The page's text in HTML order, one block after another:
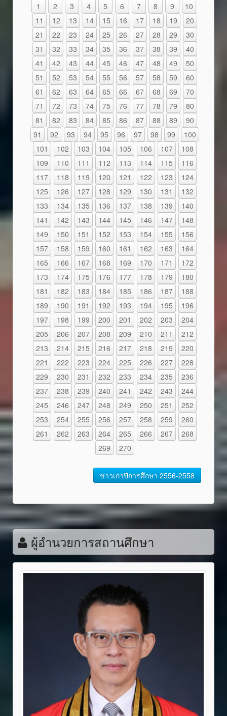
1 2 3 4 5 6 7 8 9
10
11
12 13 14 15 16 17 18 19
20
21
22 23 24 25 26 27 28 29
30
31
32 33 34 35 36 37 38 39
40
41
42 43 44 45 46 47 48 49
50
51
52 53 54 55 56 57 58 59
60
61
62 63 64 65 66 67 68 69
70
71
72 73 74 75 76 77 78 79
80
81
82 83 84 85 86 87 88 89
90
91
92 93 94 95 96 97 98 99
100
101
102 103 104 105 106 107
108
109
110 111 112 113 114 115
116
117
118 119 120 121 122 123
124
125
126 127 128 129 130 131
132
133
134 135 136 137 138 139
140
141
142 143 144 145 146 147
148
149
150 151 152 153 154 155
156
157
158 159 160 161 162 163
164
165
166 167 168 169 170 171
172
173
174 175 176 177 178 179
180
181
182 183 184 185 186 187
188
189
190 191 192 193 194 195
196
197
198 199 200 201 202 203
204
205
206 207 208 209 210 211
212
213
214 215 216 217 218 219
220
221
222 223 224 225 226 227
228
229
230 231 232 233 234 235
236
237
238 239 240 241 242 243
244
245
246 247 248 249 250 251
252
253
254 255 256 257 258 259
260
261
262 263 264 265 266 267
268
269
270
ข่าวเก่าปีการศึกษา 2556-2558
ผู้อำนวยการสถานศึกษา